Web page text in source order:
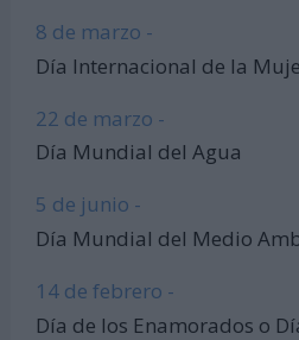
8 de marzo -
Día Internacional de la
22 de marzo -
Día Mundial del Agua
5 de junio -
Día Mundial del Medio
14 de febrero -
Día de los Enamorados o